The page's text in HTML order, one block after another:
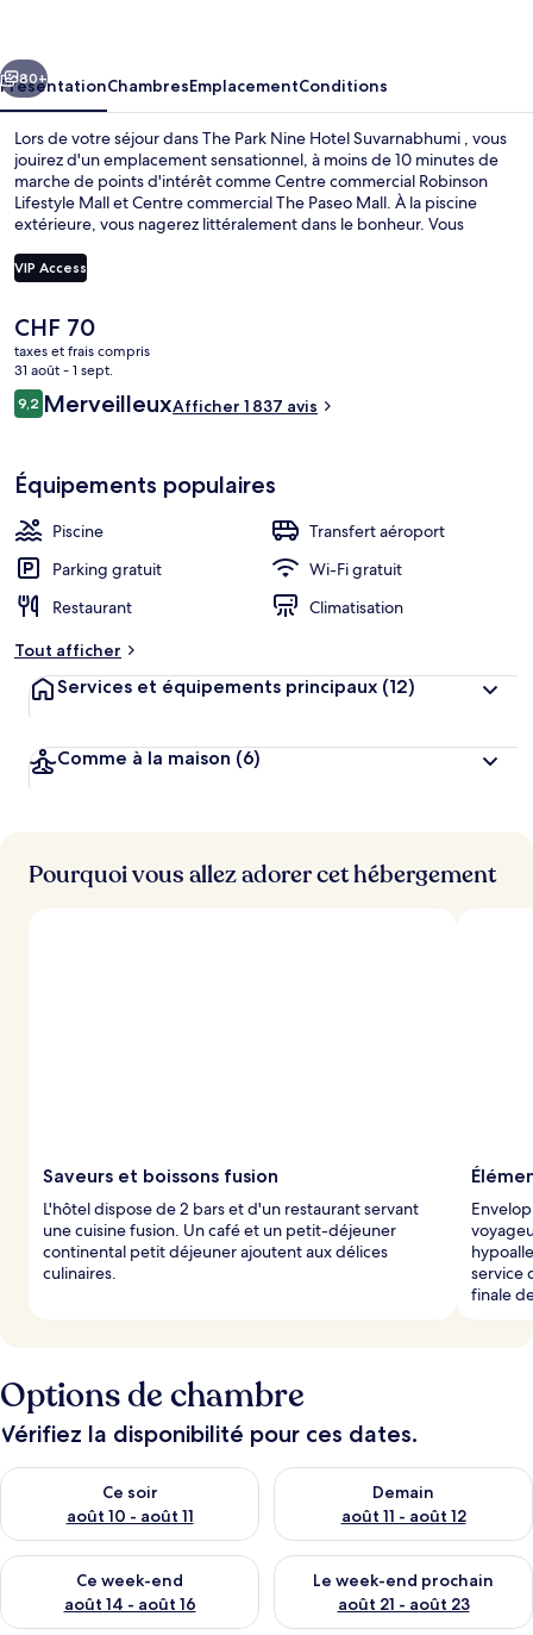
Suvarnabhumi
Suivant
80+
PrésentationChambresEmplacementConditions
Lors de votre séjour dans The Park Nine Hotel Suvarnabhumi , vous
jouirez d'un emplacement sensationnel, à moins de 10 minutes de
marche de points d'intérêt comme Centre commercial Robinson
Lifestyle Mall et Centre commercial The Paseo Mall. À la piscine
extérieure, vous nagerez littéralement dans le bonheur. Vous
vous accueille pour le petit déjeuner, le déjeuner et le dîner à grand
renfort de spécialités Cuisine fusion. Cet hôtel de luxe abrite en
salle de fitness. La piscine rafraîchissante et la literie de qualité
remportent un franc succès auprès des autres voyageurs.
VIP Access
Le
prix
actuel
est
de
CHF 70
taxes et frais compris
31 août - 1 sept.
Avis
voyageurs
9,29,2 sur 10
MerveilleuxAfficher 1 837 avis
Équipements populaires
Piscine
Transfert aéroport
Parking gratuit
Wi-Fi gratuit
Restaurant
Climatisation
Tout afficher
Services et équipements principaux (12)
Comme à la maison (6)
Pourquoi vous allez adorer cet hébergement
Saveurs et boissons fusion
L'hôtel dispose de 2 bars et d'un restaurant servant
une cuisine fusion. Un café et un petit-déjeuner
continental petit déjeuner ajoutent aux délices
culinaires.
service
finale
Options de chambre
Vérifiez la disponibilité pour ces dates.
Ce soir
août 10 - août 11
Vérifier la disponibilité pour ce soir août 10 - août 11
Demain
août 11 - août 12
Vérifier la disponibilité pour
Ce week-end
août 14 - août 16
Vérifier la disponibilité pour ce week-end août 14 - août 16
Le week-end prochain
août 21 - août 23
Vérifier la disponibilité pour